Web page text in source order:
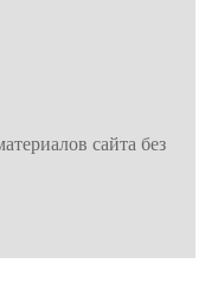
сайта без